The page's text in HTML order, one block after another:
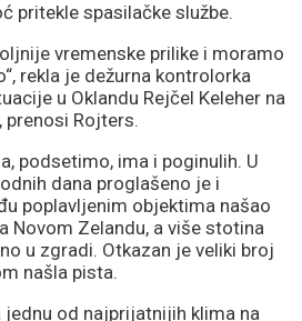
pritekle spasilačke službe.
vremenske prilike i moramo
rekla je dežurna kontrolorka
u Oklandu Rejčel Keleher na
Rojters.
podsetimo, ima i poginulih. U
dana proglašeno je i
poplavljenim objektima našao
Novom Zelandu, a više stotina
u zgradi. Otkazan je veliki broj
našla pista.
jednu od najprijatnijih klima na